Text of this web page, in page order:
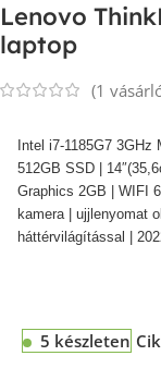
Lenovo
laptop
(1
Intel i7-1185G7
512GB SSD |
Graphics 2GB | WIFI
kamera | ujjlenyomat
háttérvilágítással |
5 készleten